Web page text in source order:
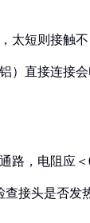
太短则接触不
）直接连接
路，电阻应＜
查接头是否发